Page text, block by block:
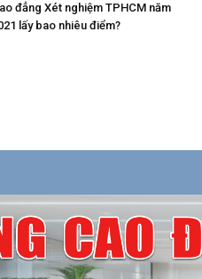
đẳng Xét nghiệm TPHCM năm
lấy bao nhiêu điểm?